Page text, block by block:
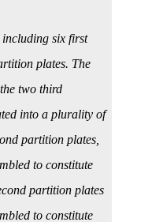
including six first
plates. The
two third
into a plurality of
partition plates,
to constitute
partition plates
to constitute